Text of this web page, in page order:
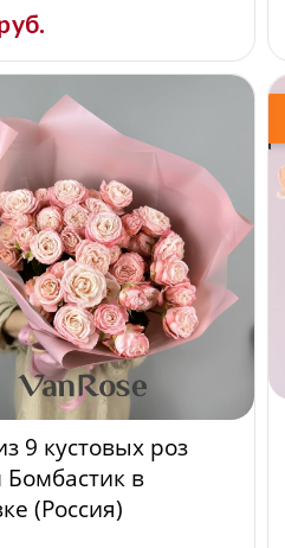
9 кустовых роз
в
(Россия)